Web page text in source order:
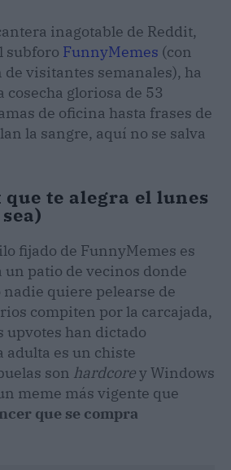
inagotable de Reddit,
subforo FunnyMemes (con
visitantes semanales), ha
gloriosa de 53
de oficina hasta frases de
la sangre, aquí no se salva
te alegra el lunes
fijado de FunnyMemes es
un patio de vecinos donde
quiere pelearse de
compiten por la carcajada,
upvotes han dictado
adulta es un chiste
son hardcorey Windows
meme más vigente que
que se compra